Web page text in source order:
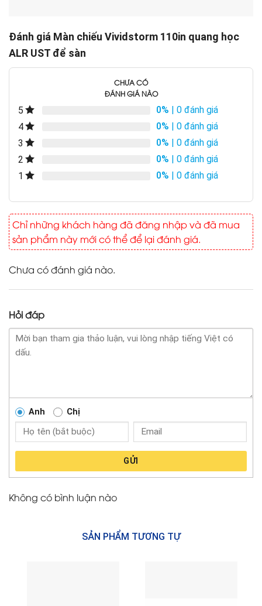
Đánh giá Màn chiếu Vividstorm 110in quang học
ALR UST để sàn
CHƯA CÓ
ĐÁNH GIÁ NÀO
5 0% | 0 đánh giá
4
0% | 0 đánh giá
3
0% | 0 đánh giá
2
0% | 0 đánh giá
1
0% | 0 đánh giá
Chỉ những khách hàng đã đăng nhập và đã mua
sản phẩm này mới có thể để lại đánh giá.
Chưa có đánh giá nào.
Hỏi đáp
Anh Chị
GỬI
Không có bình luận nào
SẢN PHẨM TƯƠNG TỰ